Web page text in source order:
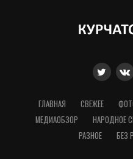
ГЛАВНАЯ СВЕЖЕЕ
МЕДИАОБЗОР
НАРОДНОЕ
РАЗНОЕ
БЕЗ